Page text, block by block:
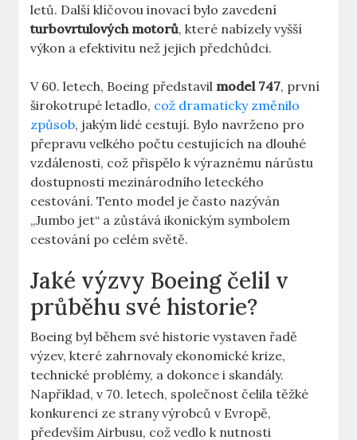
letů.​ Další klíčovou inovací bylo zavedení
turbovrtulových⁢ motorů, které nabízely vyšší
výkon a efektivitu než⁣ jejich předchůdci.
V 60. letech, Boeing představil model ‌747, první
širokotrupé letadlo, což dramaticky změnilo
způsob, jakým lidé cestují.⁣ Bylo navrženo ⁣pro
přepravu velkého počtu cestujících na dlouhé
vzdálenosti, což přispělo k výraznému nárůstu
dostupnosti⁢ mezinárodního leteckého
cestování. ‌Tento model ‌je často ⁤nazýván
„Jumbo‍ jet“ a zůstává⁢ ikonickým‍ symbolem
cestování po⁢ celém světě.
Jaké ⁣výzvy Boeing ⁣čelil v
průběhu své historie?
Boeing byl během své historie vystaven řadě
výzev, ‌které zahrnovaly ⁣ekonomické krize,
technické problémy, a⁢ dokonce i skandály.
Například, v 70. ⁤letech, společnost čelila těžké
konkurenci ze strany výrobců v Evropě,
⁤především ‌Airbusu, což⁢ vedlo k nutnosti